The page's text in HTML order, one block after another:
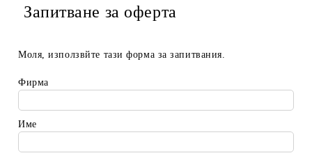
Запитване за оферта
Моля, използвйте тази форма за запитвания.
Фирма
Име